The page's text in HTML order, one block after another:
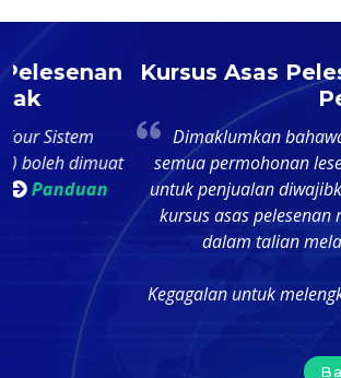
Kursus Asas Pelesenan
Perosak
Dimaklumkan bahawa bermula
semua permohonan lesen penjualan
untuk penjualan diwajibkan untuk
kursus asas pelesenan racun makhluk
dalam talian melalui sistem e-
Kegagalan untuk melengkapkan ke